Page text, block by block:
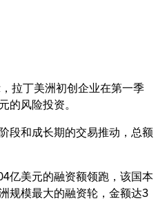
拉丁美洲初创企业在第一季
的风险投资。
段和成长期的交易推动，总额
亿美元的融资额领跑，该国本
规模最大的融资轮，金额达3